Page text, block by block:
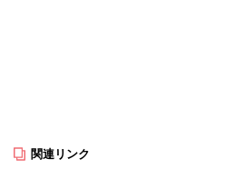
関連リンク